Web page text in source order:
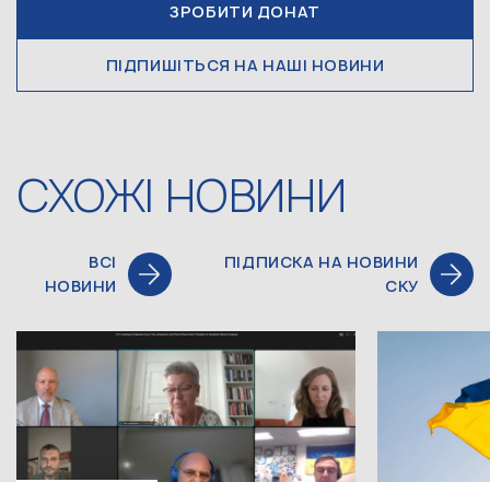
ЗРОБИТИ ДОНАТ
ПІДПИШІТЬСЯ НА НАШІ НОВИНИ
СХОЖІ НОВИНИ
ВСІ
НОВИНИ
ПІДПИСКА НА НОВИНИ
СКУ